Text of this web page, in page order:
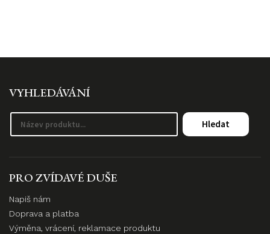
VYHLEDÁVÁNÍ
Hledat
PRO ZVÍDAVÉ DUŠE
Napiš nám
Doprava a platba
Výměna, vrácení, reklamace produktu